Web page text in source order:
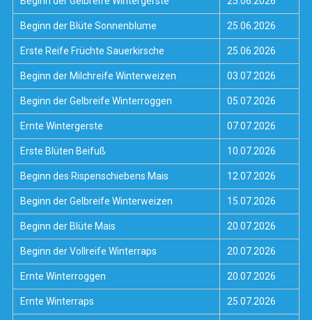
Beginn der Blüte Sonnenblume 25.06.2026
Erste Reife Früchte Sauerkirsche 25.06.2026
Beginn der Milchreife Winterweizen 03.07.2026
Beginn der Gelbreife Winterroggen 05.07.2026
Ernte Wintergerste 07.07.2026
Erste Blüten Beifuß 10.07.2026
Beginn des Rispenschiebens Mais 12.07.2026
Beginn der Gelbreife Winterweizen 15.07.2026
Beginn der Blüte Mais 20.07.2026
Beginn der Vollreife Winterraps 20.07.2026
Ernte Winterroggen 20.07.2026
Ernte Winterraps 25.07.2026